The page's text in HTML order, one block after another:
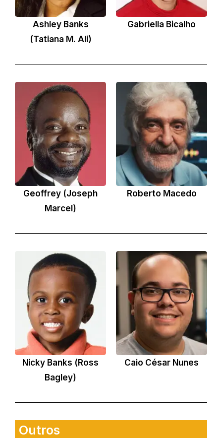
Ashley Banks
(Tatiana M. Ali)
Gabriella Bicalho
Geoffrey (Joseph
Marcel)
Roberto Macedo
Nicky Banks (Ross
Bagley)
Caio César Nunes
Outros